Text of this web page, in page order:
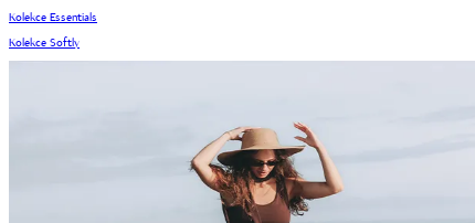
Kolekce Essentials
Kolekce Softly